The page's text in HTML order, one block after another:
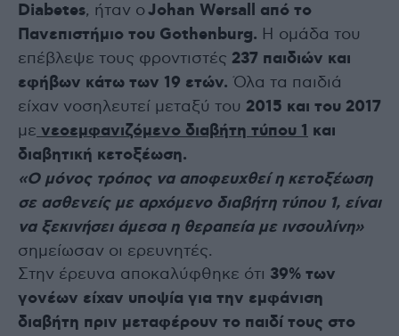
Diabetes, ήταν οJohan Wersall από το
Πανεπιστήμιο του Gothenburg. Η ομάδα του
επέβλεψε τους φροντιστές 237 παιδιών και
εφήβων κάτω των 19 ετών. Όλα τα παιδιά
είχαν νοσηλευτεί μεταξύ του 2015 και του 2017
μενεοεμφανιζόμενο διαβήτη τύπου 1 και
διαβητική κετοξέωση.
«Ο μόνος τρόπος να αποφευχθεί η κετοξέωση
σε ασθενείς με αρχόμενο διαβήτη τύπου 1, είναι
να ξεκινήσει άμεσα η θεραπεία με ινσουλίνη»
σημείωσαν οι ερευνητές.
Στην έρευνα αποκαλύφθηκε ότι 39% των
γονέων είχαν υποψία για την εμφάνιση
διαβήτη πριν μεταφέρουν το παιδί τους στο